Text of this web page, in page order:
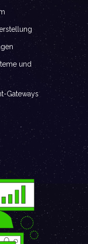
und
Gateways